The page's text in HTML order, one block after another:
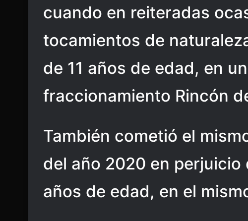
cuando en reiteradas
tocamientos de
de 11 años de edad, en
fraccionamiento Rincón
También cometió el
del año 2020 en perjuicio
años de edad, en el